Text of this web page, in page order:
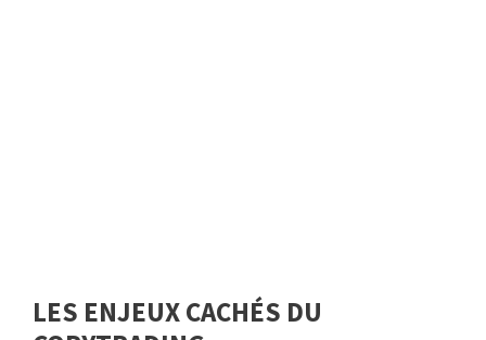
LES ENJEUX CACHÉS DU